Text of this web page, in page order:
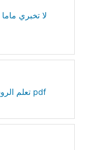
Learn Russian PDF – تعلم الروسية pdf